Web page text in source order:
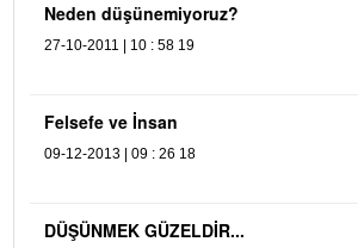
Neden düşünemiyoruz?
27-10-2011 | 10 : 58 19
Felsefe ve İnsan
09-12-2013 | 09 : 26 18
DÜŞÜNMEK GÜZELDİR...